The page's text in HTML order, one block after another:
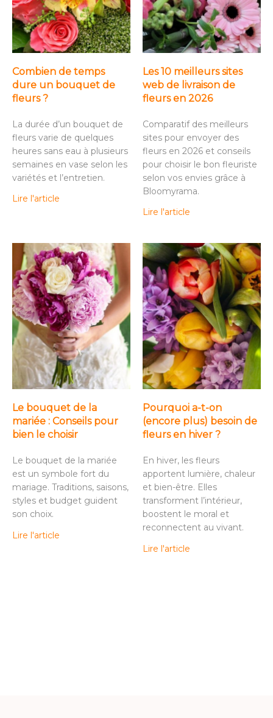
Combien de temps
dure un bouquet de
fleurs ?
La durée d’un bouquet de
fleurs varie de quelques
heures sans eau à plusieurs
semaines en vase selon les
variétés et l’entretien.
Lire l'article
Les 10 meilleurs sites
web de livraison de
fleurs en 2026
Comparatif des meilleurs
sites pour envoyer des
fleurs en 2026 et conseils
pour choisir le bon fleuriste
selon vos envies grâce à
Bloomyrama.
Lire l'article
Le bouquet de la
mariée : Conseils pour
bien le choisir
Le bouquet de la mariée
est un symbole fort du
mariage. Traditions, saisons,
styles et budget guident
son choix.
Lire l'article
Pourquoi a-t-on
(encore plus) besoin de
fleurs en hiver ?
En hiver, les fleurs
apportent lumière, chaleur
et bien-être. Elles
transforment l’intérieur,
boostent le moral et
reconnectent au vivant.
Lire l'article